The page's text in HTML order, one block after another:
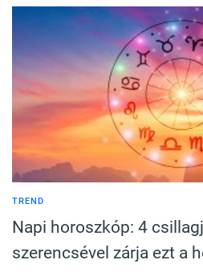
TREND
Napi horoszkóp: 4
szerencsével zárja ezt a